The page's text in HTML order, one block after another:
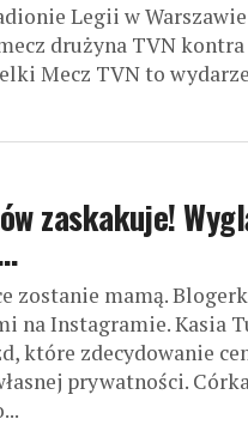
Legii w Warszawie
drużyna TVN kontra
Mecz TVN to
zaskakuje!
zostanie mamą.
na Instagramie. Kasia
które zdecydowanie
prywatności. Córka